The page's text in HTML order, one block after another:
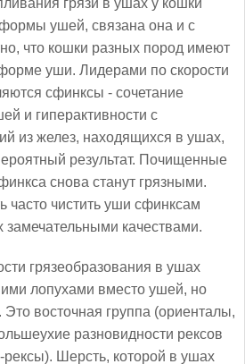
ушей, связана она и с
что кошки разных пород имеют
уши. Лидерами по скорости
сфинксы - сочетание
и гиперактивности с
из желез, находящихся в ушах,
результат. Почищенные
снова станут грязными.
часто чистить уши сфинксам
замечательными качествами.
грязеобразования в ушах
лопухами вместо ушей, но
восточная группа (ориенталы,
разновидности рексов
Шерсть, которой в ушах